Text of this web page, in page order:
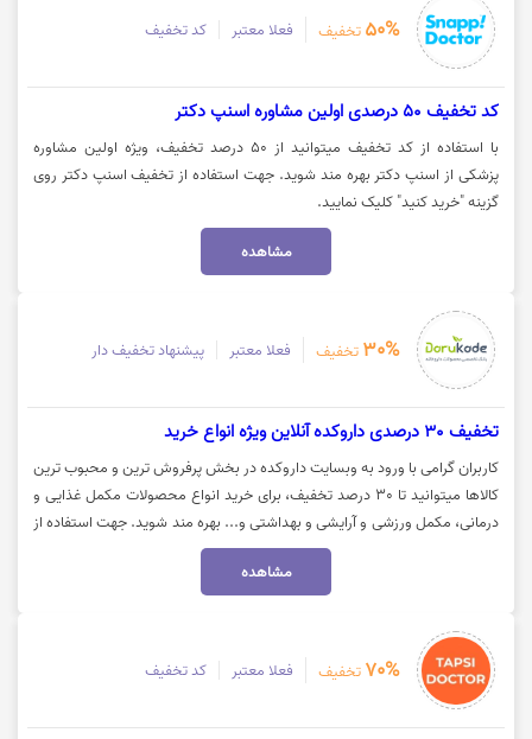
50% تخفیف فعلا معتبر کد تخفیف
کد تخفیف 50 درصدی اولین مشاوره اسنپ دکتر
با استفاده از کد تخفیف میتوانید از 50 درصد تخفیف، ویژه اولین مشاوره
پزشکی از اسنپ دکتر بهره مند شوید. جهت استفاده از تخفیف اسنپ دکتر روی
گزینه "خرید کنید" کلیک نمایید.
مشاهده
30% تخفیف فعلا معتبر پیشنهاد تخفیف دار
تخفیف 30 درصدی داروکده آنلاین ویژه انواع خرید
کاربران گرامی با ورود به وبسایت داروکده در بخش پرفروش ترین و محبوب ترین
کالاها میتوانید تا 30 درصد تخفیف، برای خرید انواع محصولات مکمل غذایی و
درمانی، مکمل ورزشی و آرایشی و بهداشتی و... بهره مند شوید. جهت استفاده از
این تخفیف روی گزینه "خرید کنید" کلیک نمایید.
مشاهده
70% تخفیف فعلا معتبر کد تخفیف